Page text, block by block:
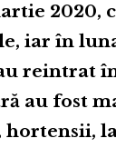
2020,
iar în
reintrat
au fost